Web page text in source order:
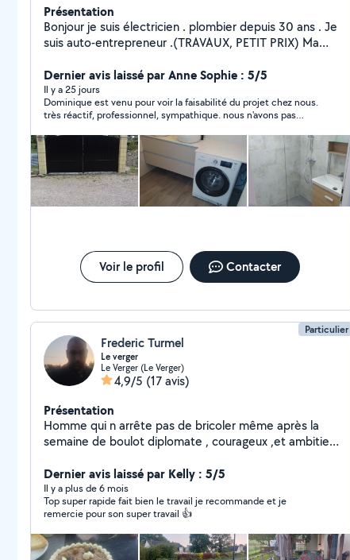
Présentation
Bonjour je suis électricien . plombier depuis 30 ans . Je
suis auto-entrepreneur .(TRAVAUX, PETIT PRIX) Ma
Dernier avis laissé par Anne Sophie : 5/5
Il y a 25 jours
Dominique est venu pour voir la faisabilité du projet chez nous.
très réactif, professionnel, sympathique. nous n'avons pas
bonne qualité . je referais appel à Dominique et je recommande
chaleureusement.
Voir le profil Contacter
Particulier
Frederic Turmel
Le verger
Le Verger (Le Verger)
4,9/5 (17 avis)
Présentation
Homme qui n arrête pas de bricoler même après la
semaine de boulot diplomate , courageux ,et ambitieux
un autre
Dernier avis laissé par Kelly : 5/5
Il y a plus de 6 mois
Top super rapide fait bien le travail je recommande et je
remercie pour son super travail 👍